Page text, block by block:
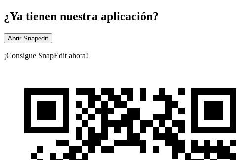
¿Ya tienen nuestra aplicación?
Abrir Snapedit
¡Consigue SnapEdit ahora!